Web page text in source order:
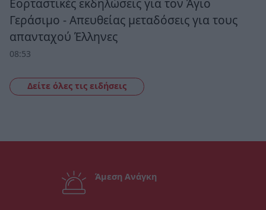
Γεράσιμο - Απευθείας μεταδόσεις για τους
απανταχού Έλληνες
08:53
Δείτε όλες τις ειδήσεις
Άμεση Ανάγκη